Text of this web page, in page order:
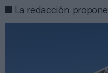
La redacción propone